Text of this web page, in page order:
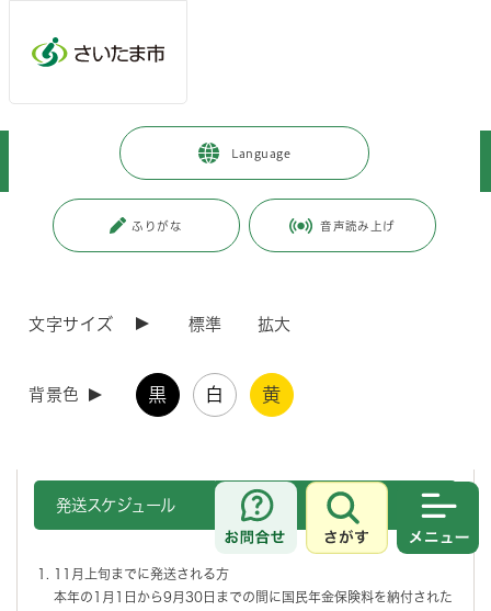
Language
ふりがな 音声読み上げ
文字サイズ 標準 拡大
背景色 黒 白 黄
お問合せ
さがす
暮らし・手続き > 保険・年金・税金
> 国民年金保険料の社会保険料控除証明書について
更新日付：2026年5月25日 / ページ番号：C037961
国民年金保険料は、所得税及び住民税の申告において
本年中に国民年金保険料を納付された方には、日本年金機構から年末調
整や確定申告の際に必要な「社会保険料（国民年金保険料）控除証明
書」が郵送されます。
発送スケジュール
11月上旬までに発送される方
本年の1月1日から9月30日までの間に国民年金保険料を納付された